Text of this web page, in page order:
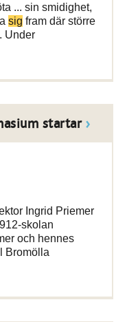
... sin smidighet,
sig fram där större
Under
startar
Ingrid Priemer
skolan
och hennes
Bromölla